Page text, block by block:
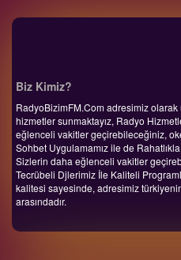
Biz Kimiz?
RadyoBizimFM.Com adresimiz
hizmetler sunmaktayız, Radyo
eğlenceli vakitler geçirebileceğiniz,
Sohbet Uygulamamız ile de
Sizlerin daha eğlenceli vakitler
Tecrübeli Djlerimiz İle Kaliteli
kalitesi sayesinde, adresimiz
arasındadır.